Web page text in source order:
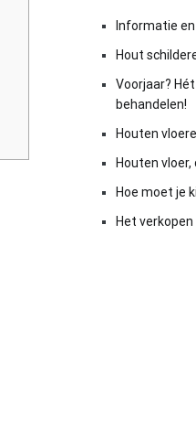
Informatie
Hout
Voorjaar?
behandelen!
Houten
Houten
Hoe moet je
Het